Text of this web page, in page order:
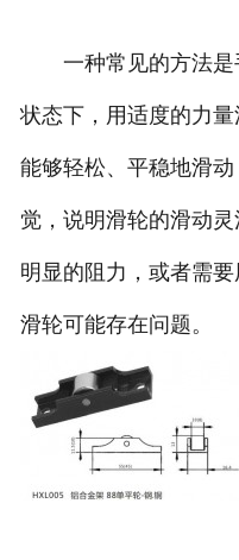
一种常见的方法是
状态下，用适度的力
能够轻松、平稳地滑
觉，说明滑轮的滑动
明显的阻力，或者需
滑轮可能存在问题。